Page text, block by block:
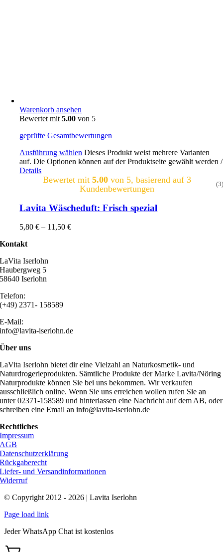
Warenkorb ansehen
Bewertet mit5.00 von 5
geprüfte Gesamtbewertungen
Ausführung wählen Dieses Produkt weist mehrere Varianten
auf. Die Optionen können auf der Produktseite gewählt werden/
Details
Bewertet mit 5.00von 5, basierend auf 3
Kundenbewertungen
(3)
Lavita Wäscheduft: Frisch spezial
5,80€ – 11,50€
Kontakt
LaVita Iserlohn
Haubergweg 5
58640 Iserlohn
Telefon:
(+49) 2371- 158589
E-Mail:
info@lavita-iserlohn.de
Über uns
LaVita Iserlohn bietet dir eine Vielzahl an Naturkosmetik- und
Naturdrogerieprodukten. Sämtliche Produkte der Marke Lavita/Nöring
Naturprodukte können Sie bei uns bekommen. Wir verkaufen
ausschließlich online. Wenn Sie uns erreichen wollen rufen Sie an
unter 02371-158589 und hinterlassen eine Nachricht auf dem AB, oder
schreiben eine Email an info@lavita-iserlohn.de
Rechtliches
Impressum
AGB
Datenschutzerklärung
Rückgaberecht
Liefer- und Versandinformationen
Widerruf
© Copyright 2012 - 2026 | Lavita Iserlohn
Page load link
Jeder WhatsApp Chat ist kostenlos